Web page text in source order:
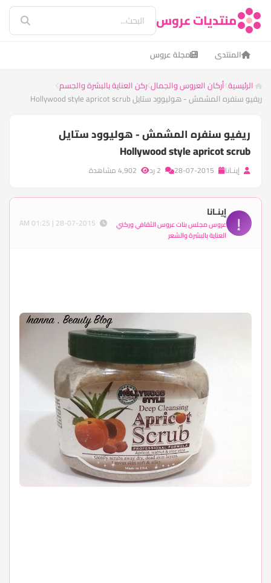
منتديات عروس
المنتدى مجلة عروس
الرئيسية أركان العروس والجمال ركن العناية بالبشرة والجسم
ريفيو سنفره المشمش - هوليوود ستايل Hollywood style apricot scrub
ريفيو سنفره المشمش - هوليوود ستايل
Hollywood style apricot scrub
إينـانا
إ
إينـانا
عروس مجلس بنات عروس الثقافي وركني
العناية بالبشرة والشعر